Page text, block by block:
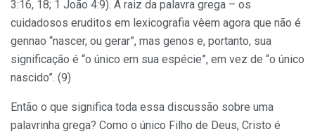
3:16, 18; 1 João 4:9). A raiz da palavra grega – os
cuidadosos eruditos em lexicografia vêem agora que não é
gennao “nascer, ou gerar”, mas genos e, portanto, sua
significação é “o único em sua espécie”, em vez de “o único
nascido”. (9)
Então o que significa toda essa discussão sobre uma
palavrinha grega? Como o único Filho de Deus, Cristo é